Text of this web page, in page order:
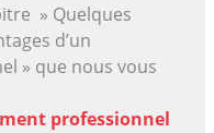
» Quelques
d’un
» que nous vous
professionnel